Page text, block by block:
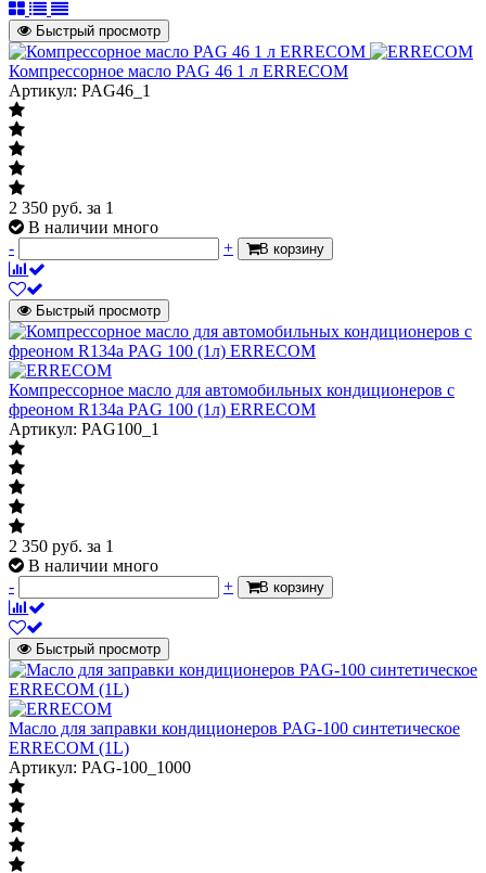
Быстрый просмотр
Компрессорное масло PAG 46 1 л ERRECOM
Артикул: PAG46_1
2 350 руб. за 1
В наличии много
-
+ В корзину
Быстрый просмотр
Компрессорное масло для автомобильных кондиционеров с
фреоном R134a PAG 100 (1л) ERRECOM
Артикул: PAG100_1
2 350 руб. за 1
В наличии много
-
+ В корзину
Быстрый просмотр
Масло для заправки кондиционеров PAG-100 синтетическое
ERRECOM (1L)
Артикул: PAG-100_1000